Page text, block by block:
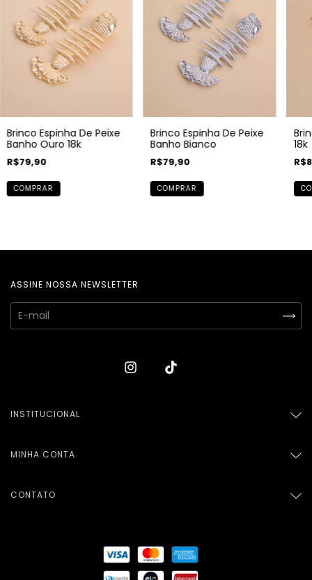
Brinco Espinha De Peixe
Banho Ouro 18k
R$79,90
COMPRAR
Brinco Espinha De Peixe
Banho Bianco
R$79,90
COMPRAR
18k
ASSINE NOSSA NEWSLETTER
INSTITUCIONAL
MINHA CONTA
CONTATO